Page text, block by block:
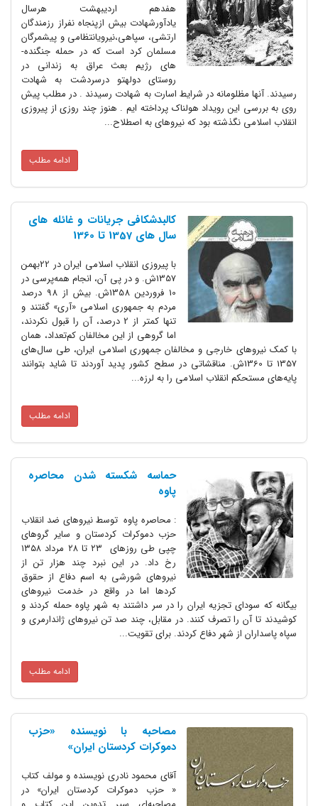
هفدهم اردیبهشت هرسال
یادآورشهادت بیش ازپنجاه نفراز رزمندگان
ارتشی، سپاهی،نیرویانتظامی و پیشمرگان
مسلمان کرد است که در حمله جنگنده­
های رژیم بعث عراق به زندانی در
روستای دولهتو درسردشت به شهادت
در شرایط اسارت به شهادت رسیدند . در مطلب پیش
رویداد هولناک پرداخته ایم . هنوز چند روزی از پیروزی
نگذشته بود که نیروهای به اصطلاح...
کالبدشکافی جریانات و غائله های
سال های 1357 تا 1360
با پیروزی انقلاب اسلامی ایران در 22بهمن
1357ش. و در پی آن، انجام همه‌پرسی در
10 فروردین 1358ش. بیش از 98 درصد
مردم به جمهوری اسلامی «آری» گفتند و
تنها کمتر از 2 درصد، آن را قبول نکردند،
اما گروهی از این مخالفان کم‌تعداد، همان
خارجی و مخالفان جمهوری اسلامی ایران، طی سال‌های
1357 تا 1360ش. مناقشاتی در سطح کشور پدید آوردند تا شاید بتوانند
انقلاب اسلامی را به لرزه...
حماسه شکسته شدن محاصره
پاوه
: محاصره پاوه توسط نیروهای ضد انقلاب
حزب دموکرات کردستان و سایر گروهای
چپی طی روزهای ۲۳ تا ۲۸ مرداد ۱۳۵۸
رخ داد. در این نبرد چند هزار تن از
نیروهای شورشی به اسم دفاع از حقوق
کردها اما در واقع در خدمت نیروهای
تجزیه ایران را در سر داشتند به شهر پاوه حمله کردند و
را تصرف کنند. در مقابل، چند صد تن نیروهای ژاندارمری و
از شهر دفاع کردند. برای تقویت...
مصاحبه با نویسنده «حزب
دموکرات کردستان ایران»
آقای محمود نادری نویسنده و مولف کتاب
« حزب دموکرات کردستان ایران» در